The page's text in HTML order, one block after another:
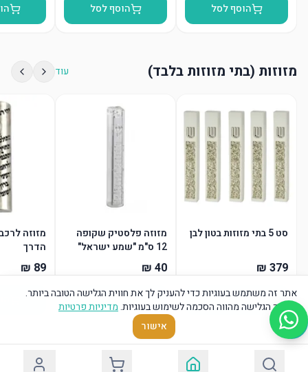
הוסף לסל הוסף לסל
מזוזות (בתי מזוזות בלבד) עוד
סט 5 בתי מזוזות בטון לבן
הוסף לסל
מזוזה פלסטיק שקופה
12 ס"מ "שמע ישראל"
"ש" כסף
הוסף לסל
מזוזה
הדרך
כיסוי פלטה
אתר זה משתמש בעוגיות כדי להעניק לך את חווית הגלישה הטובה ביותר.
המשך הגלישה מהווה הסכמה לשימוש בעוגיות.מדיניות פרטיות
אישור